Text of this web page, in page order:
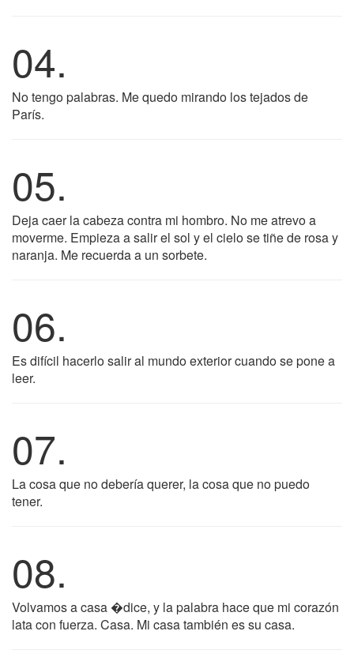
04.
No tengo palabras. Me quedo mirando los tejados de
París.
05.
Deja caer la cabeza contra mi hombro. No me atrevo a
moverme. Empieza a salir el sol y el cielo se tiñe de rosa y
naranja. Me recuerda a un sorbete.
06.
Es difícil hacerlo salir al mundo exterior cuando se pone a
leer.
07.
La cosa que no debería querer, la cosa que no puedo
tener.
08.
Volvamos a casa �dice, y la palabra hace que mi corazón
lata con fuerza. Casa. Mi casa también es su casa.